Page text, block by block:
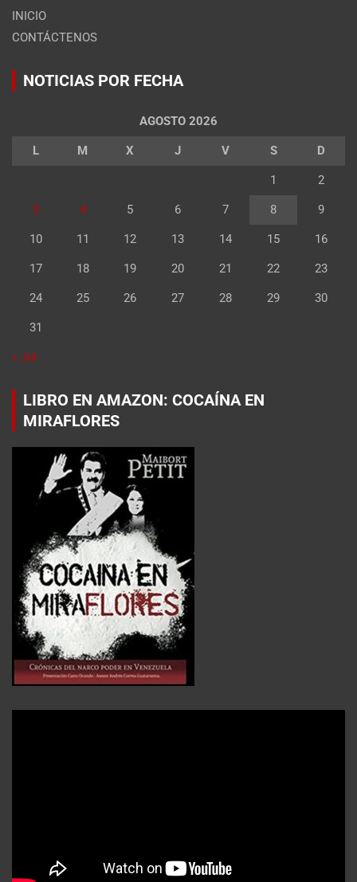
INICIO
CONTÁCTENOS
NOTICIAS POR FECHA
AGOSTO 2026
L M X J V S D
1 2
3 4 5 6 7 8 9
10 11 12 13 14 15 16
17 18 19 20 21 22 23
24 25 26 27 28 29 30
31
« Jul
LIBRO EN AMAZON: COCAÍNA EN
MIRAFLORES